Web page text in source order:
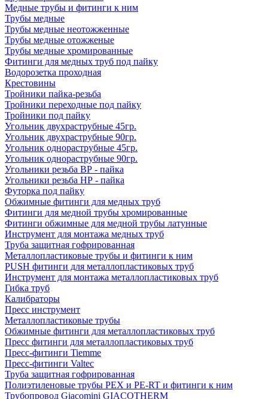
Медные трубы и фитинги к ним
Трубы медные
Трубы медные неотожженные
Трубы медные отожженые
Трубы медные хромированные
Фитинги для медных труб под пайку
Водорозетка проходная
Крестовины
Тройники пайка-резьба
Тройники переходные под пайку
Тройники под пайку
Угольник двухраструбные 45гр.
Угольник двухраструбные 90гр.
Угольник однораструбные 45гр.
Угольник однораструбные 90гр.
Угольники резьба ВР - пайка
Угольники резьба НР - пайка
Футорка под пайку
Обжимные фитинги для медных труб
Фитинги для медной трубы хромированные
Фитинги обжимные для медной трубы латунные
Инструмент для монтажа медных труб
Труба защитная гофрированная
Металлопластиковые трубы и фитинги к ним
PUSH фитинги для металлопластиковых труб
Инструмент для монтажа металлопластиковых труб
Гибка труб
Калибраторы
Пресс инструмент
Металлопластиковые трубы
Обжимные фитинги для металлопластиковых труб
Пресс фитинги для металлопластиковых труб
Пресс-фитинги Tiemme
Пресс-фитинги Valtec
Труба защитная гофрированная
Полиэтиленовые трубы PEX и PE-RT и фитинги к ним
Трубопровод Giacomini GIACOTHERM